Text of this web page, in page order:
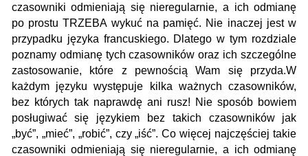
czasowniki odmieniają się nieregularnie, a ich odmianę
po prostu TRZEBA wykuć na pamięć. Nie inaczej jest w
przypadku języka francuskiego. Dlatego w tym rozdziale
poznamy odmianę tych czasowników oraz ich szczególne
zastosowanie, które z pewnością Wam się przyda.W
każdym języku występuje kilka ważnych czasowników,
bez których tak naprawdę ani rusz! Nie sposób bowiem
posługiwać się językiem bez takich czasowników jak
„być”, „mieć”, „robić”, czy „iść”. Co więcej najczęściej takie
czasowniki odmieniają się nieregularnie, a ich odmianę